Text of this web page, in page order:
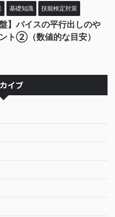
基礎知識 技能検定対策
盤】バイスの平行出しのや
ト②（数値的な目安）
イブ